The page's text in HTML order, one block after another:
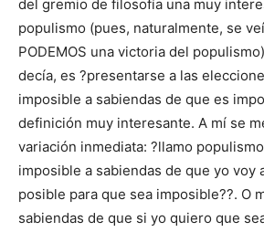
del gremio de filosofía una muy
populismo (pues, naturalmente, se
PODEMOS una victoria del
decía, es ?presentarse a las
imposible a sabiendas de que es
definición muy interesante. A mí se
variación inmediata: ?llamo
imposible a sabiendas de que yo voy
posible para que sea imposible??. O
sabiendas de que si yo quiero que